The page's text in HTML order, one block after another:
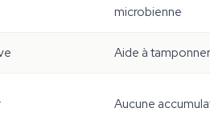
microbienne
Aide à
Aucune